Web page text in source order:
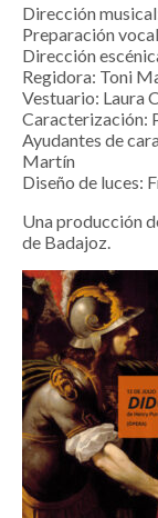
Dirección
Preparación
Dirección
Regidora: Toni
Vestuario: Laura
Caracterización:
Ayudantes de
Martín
Diseño de luces:
Una producción
de Badajoz.